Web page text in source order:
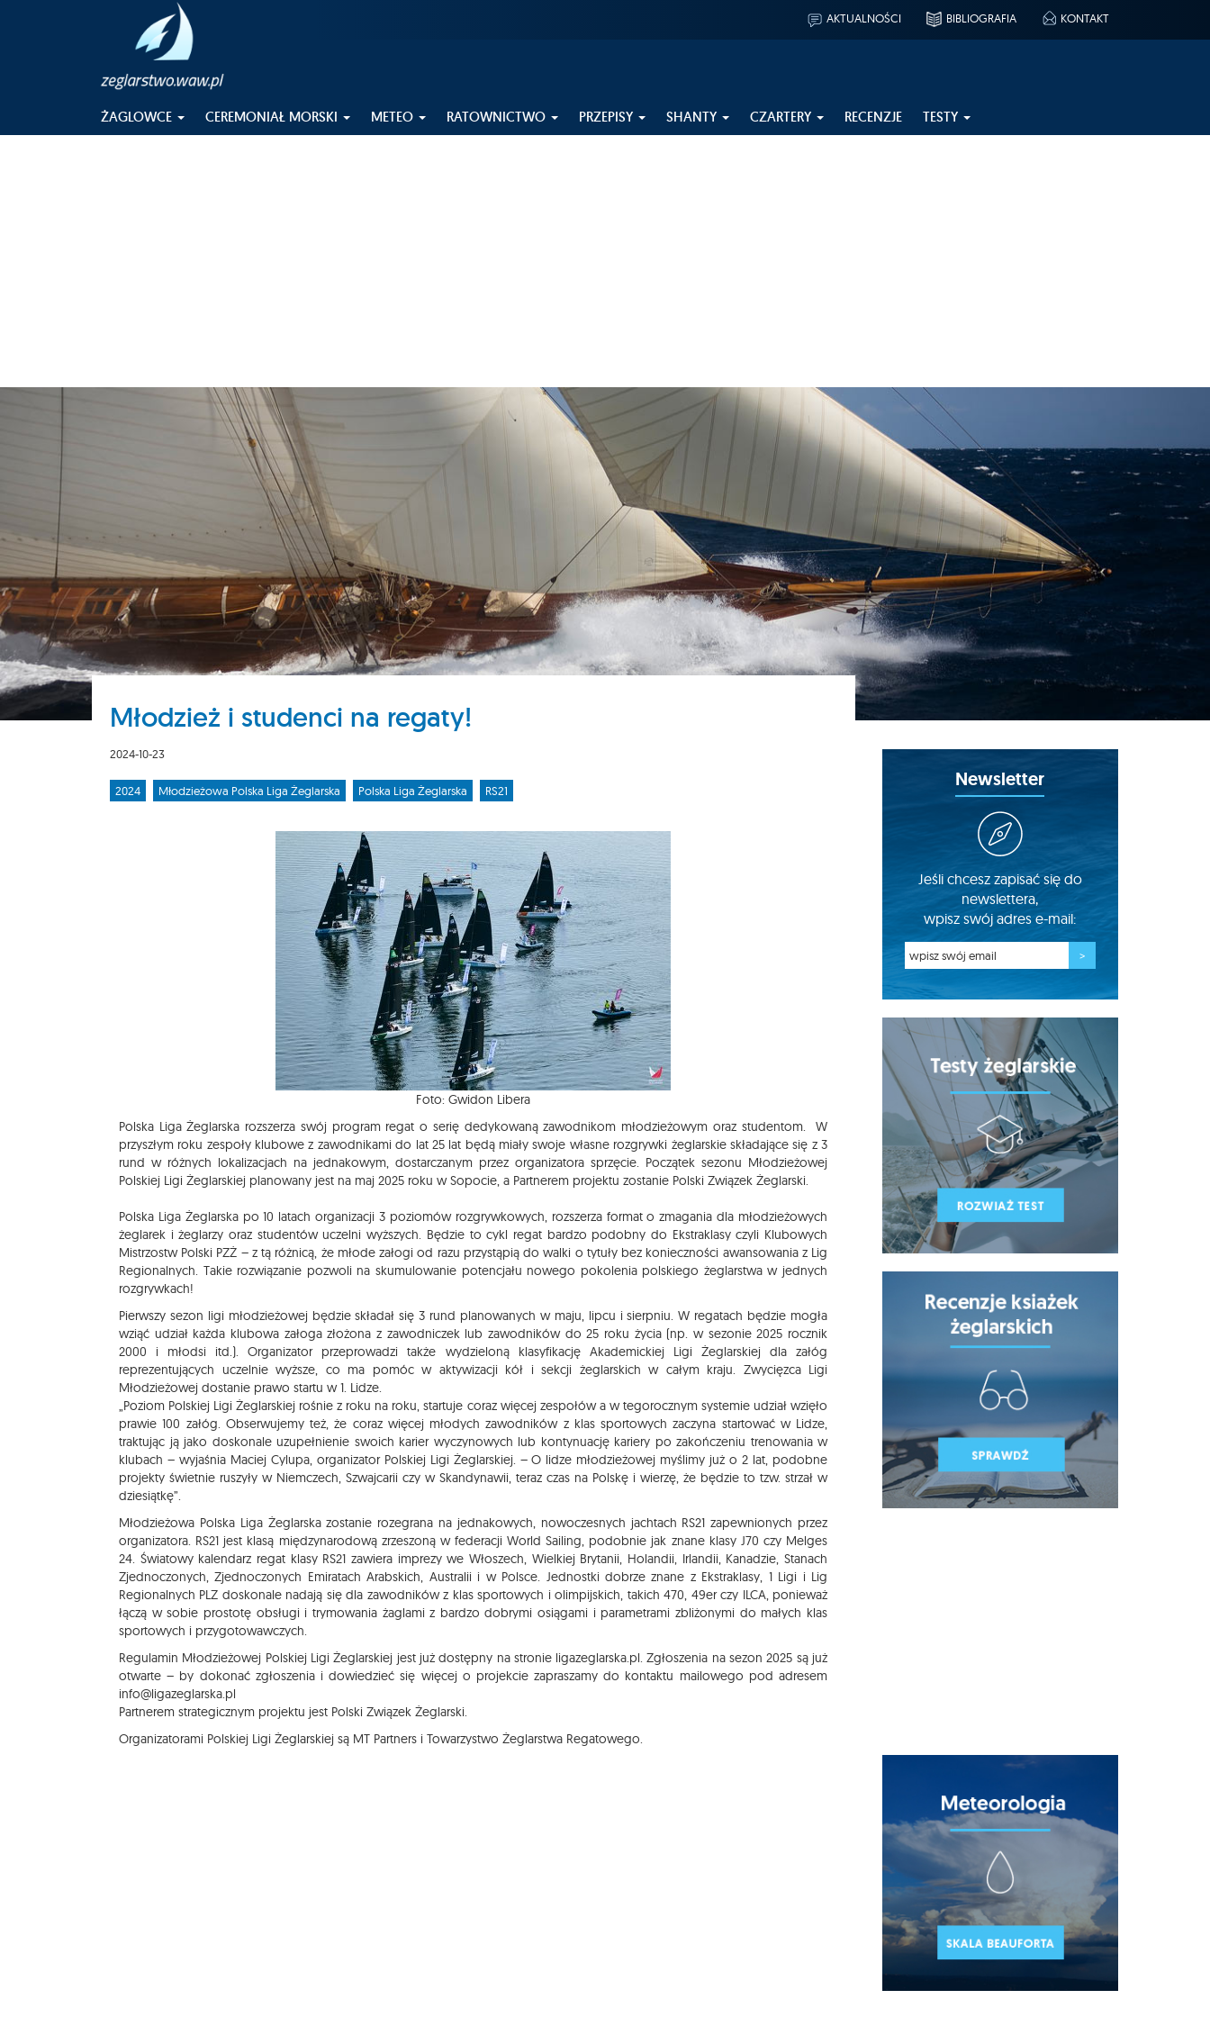
AKTUALNOŚCI BIBLIOGRAFIA KONTAKT
ŻAGLOWCE CEREMONIAŁ MORSKI METEO RATOWNICTWO PRZEPISY SHANTY CZARTERY RECENZJE TESTY
Młodzież i studenci na regaty!
2024-10-23
2024 Młodzieżowa Polska Liga Żeglarska Polska Liga Żeglarska RS21
Foto: Gwidon Libera
Polska Liga Żeglarska rozszerza swój program regat o serię dedykowaną zawodnikom młodzieżowym oraz studentom. W
przyszłym roku zespoły klubowe z zawodnikami do lat 25 lat będą miały swoje własne rozgrywki żeglarskie składające się z 3
rund w różnych lokalizacjach na jednakowym, dostarczanym przez organizatora sprzęcie. Początek sezonu Młodzieżowej
Polskiej Ligi Żeglarskiej planowany jest na maj 2025 roku w Sopocie, a Partnerem projektu zostanie Polski Związek Żeglarski.
Polska Liga Żeglarska po 10 latach organizacji 3 poziomów rozgrywkowych, rozszerza format o zmagania dla młodzieżowych
żeglarek i żeglarzy oraz studentów uczelni wyższych. Będzie to cykl regat bardzo podobny do Ekstraklasy czyli Klubowych
Mistrzostw Polski PZŻ – z tą różnicą, że młode załogi od razu przystąpią do walki o tytuły bez konieczności awansowania z Lig
Regionalnych. Takie rozwiązanie pozwoli na skumulowanie potencjału nowego pokolenia polskiego żeglarstwa w jednych
rozgrywkach!
Pierwszy sezon ligi młodzieżowej będzie składał się 3 rund planowanych w maju, lipcu i sierpniu. W regatach będzie mogła
wziąć udział każda klubowa załoga złożona z zawodniczek lub zawodników do 25 roku życia (np. w sezonie 2025 rocznik
2000 i młodsi itd.). Organizator przeprowadzi także wydzieloną klasyfikację Akademickiej Ligi Żeglarskiej dla załóg
reprezentujących uczelnie wyższe, co ma pomóc w aktywizacji kół i sekcji żeglarskich w całym kraju. Zwycięzca Ligi
Młodzieżowej dostanie prawo startu w 1. Lidze.
„Poziom Polskiej Ligi Żeglarskiej rośnie z roku na roku, startuje coraz więcej zespołów a w tegorocznym systemie udział wzięło
prawie 100 załóg. Obserwujemy też, że coraz więcej młodych zawodników z klas sportowych zaczyna startować w Lidze,
traktując ją jako doskonale uzupełnienie swoich karier wyczynowych lub kontynuację kariery po zakończeniu trenowania w
klubach – wyjaśnia Maciej Cylupa, organizator Polskiej Ligi Żeglarskiej. – O lidze młodzieżowej myślimy już o 2 lat, podobne
projekty świetnie ruszyły w Niemczech, Szwajcarii czy w Skandynawii, teraz czas na Polskę i wierzę, że będzie to tzw. strzał w
dziesiątkę”.
Młodzieżowa Polska Liga Żeglarska zostanie rozegrana na jednakowych, nowoczesnych jachtach RS21 zapewnionych przez
organizatora. RS21 jest klasą międzynarodową zrzeszoną w federacji World Sailing, podobnie jak znane klasy J70 czy Melges
24. Światowy kalendarz regat klasy RS21 zawiera imprezy we Włoszech, Wielkiej Brytanii, Holandii, Irlandii, Kanadzie, Stanach
Zjednoczonych, Zjednoczonych Emiratach Arabskich, Australii i w Polsce. Jednostki dobrze znane z Ekstraklasy, 1 Ligi i Lig
Regionalnych PLZ doskonale nadają się dla zawodników z klas sportowych i olimpijskich, takich 470, 49er czy ILCA, ponieważ
łączą w sobie prostotę obsługi i trymowania żaglami z bardzo dobrymi osiągami i parametrami zbliżonymi do małych klas
sportowych i przygotowawczych.
Regulamin Młodzieżowej Polskiej Ligi Żeglarskiej jest już dostępny na stronie ligazeglarska.pl. Zgłoszenia na sezon 2025 są już
otwarte – by dokonać zgłoszenia i dowiedzieć się więcej o projekcie zapraszamy do kontaktu mailowego pod adresem
info@ligazeglarska.pl
Partnerem strategicznym projektu jest Polski Związek Żeglarski.
Organizatorami Polskiej Ligi Żeglarskiej są MT Partners i Towarzystwo Żeglarstwa Regatowego.
Newsletter
Jeśli chcesz zapisać się do
newslettera,
wpisz swój adres e-mail: